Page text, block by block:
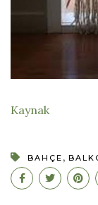
Kaynak
BAHÇE ,